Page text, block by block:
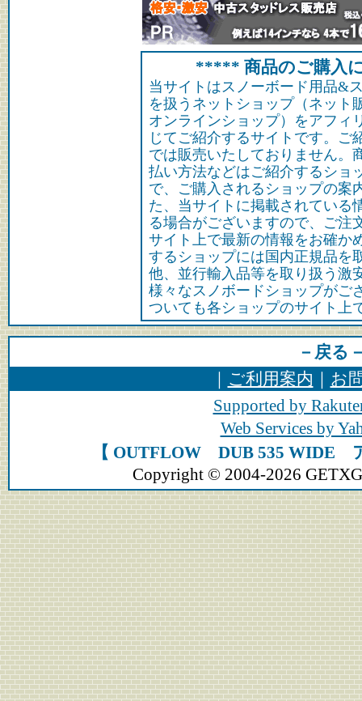
***** 商品のご購入
当サイトはスノーボード用品&
を扱うネットショップ（ネット
オンラインショップ）をアフィ
じてご紹介するサイトです。ご
では販売いたしておりません。
払い方法などはご紹介するショ
で、ご購入されるショップの案
た、当サイトに掲載されている
る場合がございますので、ご注
サイト上で最新の情報をお確か
するショップには国内正規品を
他、並行輸入品等を取り扱う激
様々なスノボードショップがご
ついても各ショップのサイト上
－戻る
｜ ご利用案内 ｜ お
Supported by
Web Services by
【 OUTFLOW DUB 535 WIDE
Copyright © 2004-2026